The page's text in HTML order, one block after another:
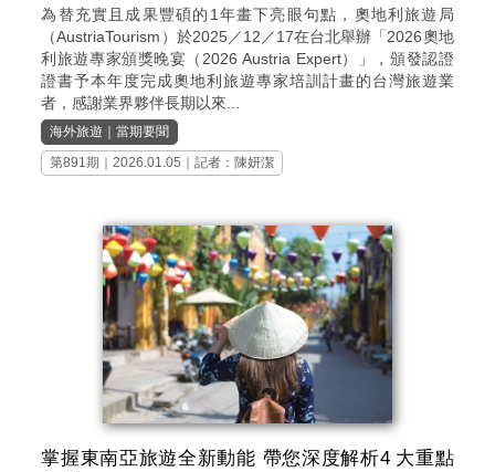
為替充實且成果豐碩的1年畫下亮眼句點，奧地利旅遊局
（AustriaTourism）於2025／12／17在台北舉辦「2026奧地
利旅遊專家頒獎晚宴（2026 Austria Expert）」，頒發認證
證書予本年度完成奧地利旅遊專家培訓計畫的台灣旅遊業
者，感謝業界夥伴長期以來...
海外旅遊 ｜當期要聞
第891期
｜2026.01.05｜記者：陳妍潔
掌握東南亞旅遊全新動能 帶您深度解析4 大重點